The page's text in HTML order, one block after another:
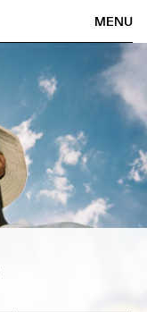
MENU